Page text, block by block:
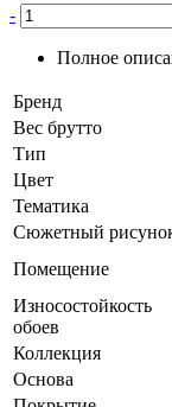
-
Полное
Бренд
Вес брутто
Тип
Цвет
Тематика
Сюжетный
Помещение
Износостойкость
обоев
Коллекция
Основа